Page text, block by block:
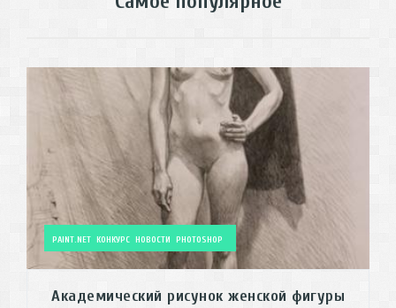
PAINT.NET КОНКУРС НОВОСТИ PHOTOSHOP
Академический рисунок женской фигуры